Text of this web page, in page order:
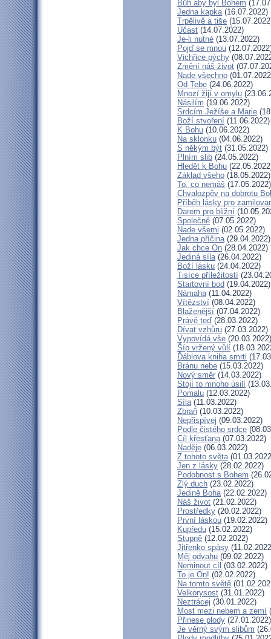
Bůh aby byl Bohem
Jedna kapka(16.07.2022)
Trpělivě a tiše
Účast (14.07.2022)
Je-li nutné (13.07.2022)
Pojď se mnou
Vichřice pýchy
Změní náš život
Nade všechno
Od Tebe (24.06.2022)
Mnozí žijí v omylu
Násilím (19.06.2022)
Srdcím Ježíše a Marie
Boží stvoření (11.06.2022)
K Bohu (10.06.2022)
Na sklonku (04.06.2022)
S někým být (31.05.2022)
Plním slib (24.05.2022)
Hledět k Bohu
Základ všeho (18.05.2022)
To, co nemáš (17.05.2022)
Chvalozpěv na dobrotu
Příběh lásky pro
Darem pro bližní
Společně (07.05.2022)
Nade všemi (02.05.2022)
Jedna příčina(29.04.2022)
Jak chce On (28.04.2022)
Jediná síla(26.04.2022)
Boží lásku (24.04.2022)
Tisíce příležitostí
Startovní bod (19.04.2022)
Námaha(11.04.2022)
Vítězství (08.04.2022)
Blaženější (07.04.2022)
Právě teď (28.03.2022)
Dívat vzhůru (27.03.2022)
Vypovídá vše (20.03.2022)
Šíp vržený vůlí
Ďáblova kniha smrti
Bránu nebe (15.03.2022)
Nový směr (14.03.2022)
Stojí to mnoho úsilí
Pomalu (12.03.2022)
Síla(11.03.2022)
Zbraň (10.03.2022)
Nepřispívej (09.03.2022)
Podle čistého srdce
Cíl křesťana(07.03.2022)
Naděje (06.03.2022)
Z tohoto světa
Jen z lásky (28.02.2022)
Podobnost s Bohem
Zlý duch (23.02.2022)
Jedině Boha(22.02.2022)
Náš život (21.02.2022)
Prostředky (20.02.2022)
První láskou (19.02.2022)
Kupředu (15.02.2022)
Stupně (12.02.2022)
Jitřenko spásy
Měj odvahu (09.02.2022)
Neminout cíl (03.02.2022)
To je On! (02.02.2022)
Na tomto světě
Velkorysost (31.01.2022)
Neztrácej (30.01.2022)
Most mezi nebem a zemí
Přinese plody (27.01.2022)
Je věrný svým slibům